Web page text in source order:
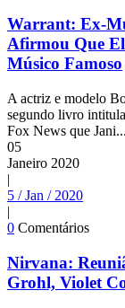
Warrant: Ex-
Afirmou Que
Músico Famoso
A actriz e modelo
segundo livro
Fox News que Jani...
05
Janeiro 2020
|
5 / Jan / 2020
|
0 Comentários
Nirvana:
Grohl, Violet